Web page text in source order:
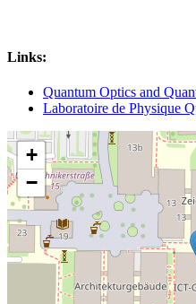
Links:
Quantum Optics and
Laboratoire de Physique
+
−